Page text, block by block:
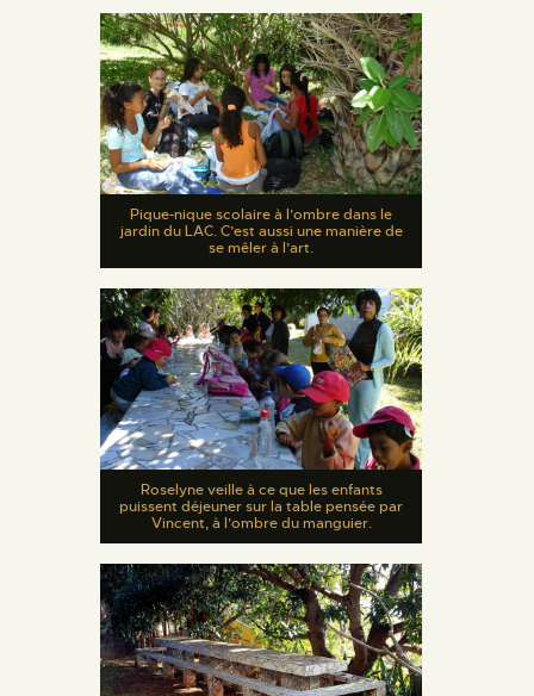
Pique-nique scolaire à l’ombre dans le
jardin du LAC. C’est aussi une manière de
se mêler à l’art.
Roselyne veille à ce que les enfants
puissent déjeuner sur la table pensée par
Vincent, à l’ombre du manguier.